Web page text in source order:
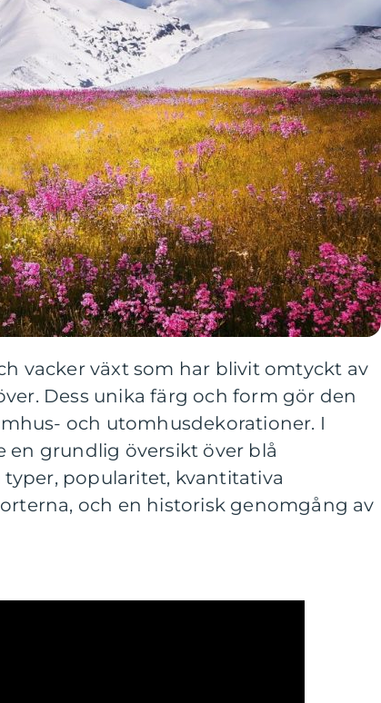
vacker växt som har blivit omtyckt av
Dess unika färg och form gör den
och utomhusdekorationer. I
en grundlig översikt över blå
popularitet, kvantitativa
och en historisk genomgång av